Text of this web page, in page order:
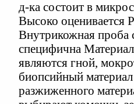
д-ка состоит в
Высоко оценивается
Внутрикожная проба
специфична
являются гной,
биопсийный
разжиженного